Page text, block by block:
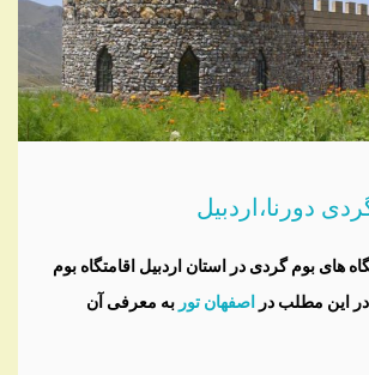
دورنا،اردبیل
های بوم گردی در استان اردبیل اقامتگاه بوم
این مطلب در اصفهان تور به معرفی آن